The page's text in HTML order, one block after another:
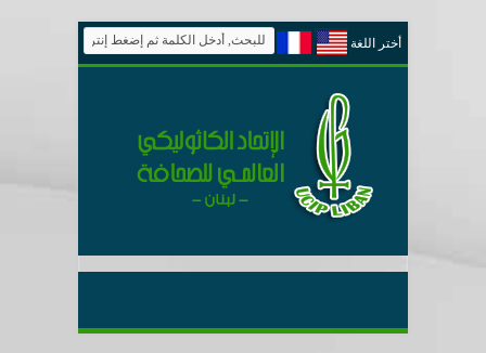
أختر اللغة